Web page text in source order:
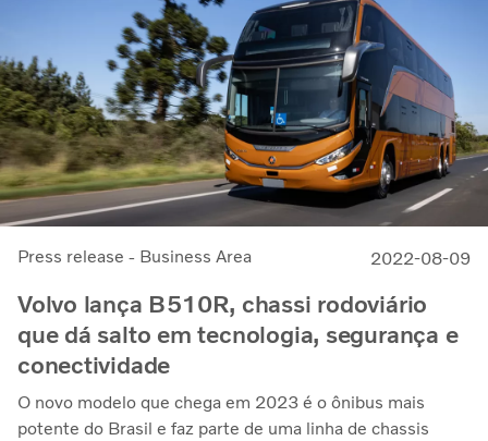
Press release - Business Area 2022-08-09
Volvo lança B510R, chassi rodoviário
que dá salto em tecnologia, segurança e
conectividade
O novo modelo que chega em 2023 é o ônibus mais
potente do Brasil e faz parte de uma linha de chassis